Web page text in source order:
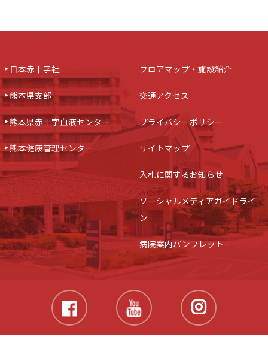
日本赤十字社
熊本県支部
熊本県赤十字血液センター
熊本健康管理センター
フロアマップ・施設紹介
交通アクセス
プライバシーポリシー
サイトマップ
入札に関するお知らせ
ソーシャルメディアガイドライ
ン
病院案内パンフレット